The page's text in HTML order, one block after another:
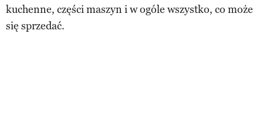
kuchenne, części maszyn i w ogóle wszystko, co może
się sprzedać.